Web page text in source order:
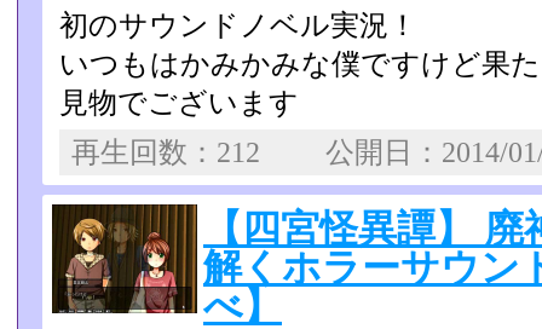
初のサウンドノベル実況！
いつもはかみかみな僕ですけど果
見物でございます
再生回数：212 公開日：
【四宮怪異譚】
解くホラーサウン
べ】